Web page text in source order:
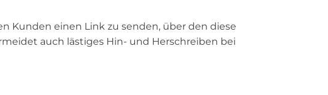
Kunden einen Link zu senden, über den diese
auch lästiges Hin- und Herschreiben bei